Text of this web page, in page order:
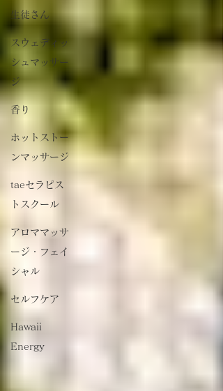
生徒さん
スウェディッ
シュマッサー
ジ
香り
ホットストー
ンマッサージ
taeセラピス
トスクール
アロママッサ
ージ・フェイ
シャル
セルフケア
Hawaii
Energy